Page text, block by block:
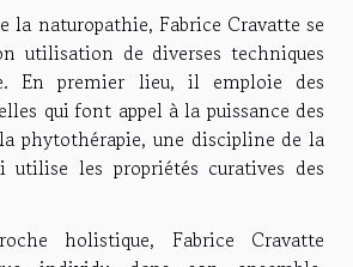
la naturopathie, Fabrice Cravatte se
utilisation de diverses techniques
En premier lieu, il emploie des
qui font appel à la puissance des
phytothérapie, une discipline de la
utilise les propriétés curatives des
holistique, Fabrice Cravatte